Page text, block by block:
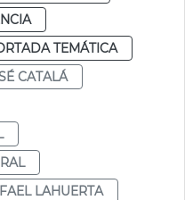
TEMÁTICA
CATALÁ
LAHUERTA